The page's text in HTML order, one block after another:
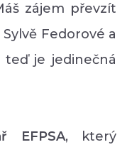
zájem převzít
Fedorové a
teď je jedinečná
EFPSA, který